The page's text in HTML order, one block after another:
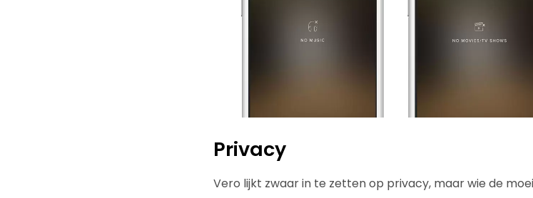
Privacy
Vero lijkt zwaar in te zetten op privacy, maar wie de